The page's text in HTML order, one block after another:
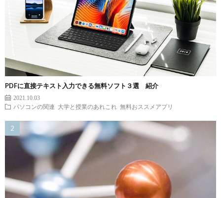
PDFに直接テキスト入力できる無料ソフト３選 紹介
2021.10.03
パソコンの関連
大学と授業のあれこれ 無料おススメアプリ